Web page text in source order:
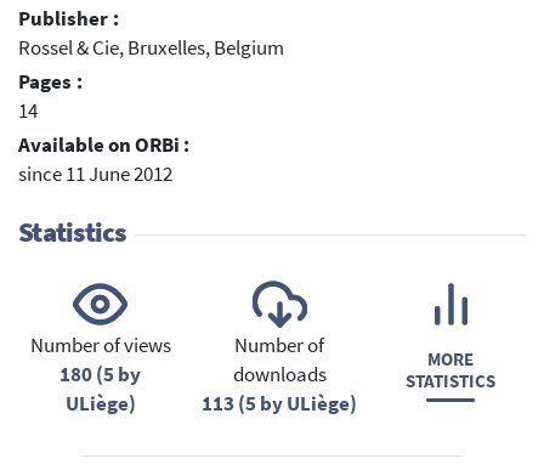
Publisher :
Rossel & Cie, Bruxelles, Belgium
Pages :
14
Available on ORBi :
since 11 June 2012
Statistics
Number of views
180 (5 by
ULiège)
Number of
downloads
113 (5 by ULiège)
MORE
STATISTICS